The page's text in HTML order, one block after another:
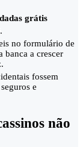
grátis
no formulário de
banca a crescer
fossem
e
não